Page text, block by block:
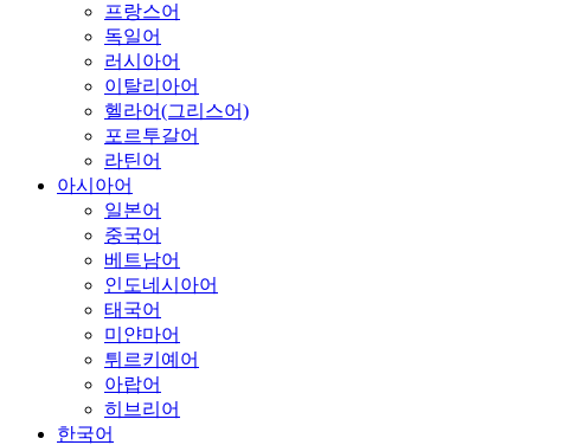
프랑스어
독일어
러시아어
이탈리아어
헬라어(그리스어)
포르투갈어
라틴어
아시아어
일본어
중국어
베트남어
인도네시아어
태국어
미얀마어
튀르키예어
아랍어
히브리어
한국어